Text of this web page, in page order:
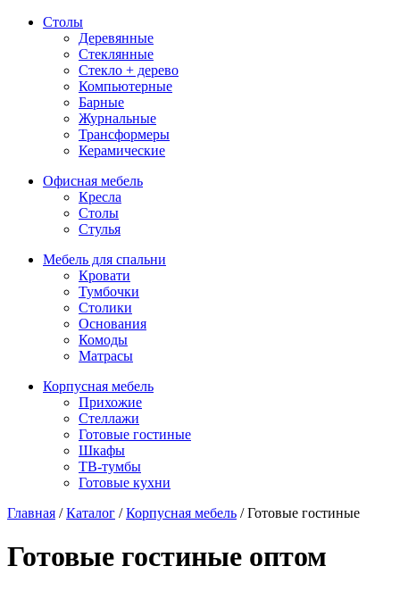
Столы
Деревянные
Стеклянные
Стекло + дерево
Компьютерные
Барные
Журнальные
Трансформеры
Керамические
Офисная мебель
Кресла
Столы
Стулья
Мебель для спальни
Кровати
Тумбочки
Столики
Основания
Комоды
Матрасы
Корпусная мебель
Прихожие
Стеллажи
Готовые гостиные
Шкафы
ТВ-тумбы
Готовые кухни
Главная /Каталог /Корпусная мебель /Готовые гостиные
Готовые гостиные оптом